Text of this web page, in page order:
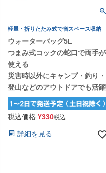
軽量・折りたたみ式で省スペース収納
ウォーターバッグ5L
つまみ式コックの蛇口で両手が
使える
災害時以外にキャンプ・釣り・
登山などのアウトドアでも活躍
税込価格 ¥330税込
詳細を見る